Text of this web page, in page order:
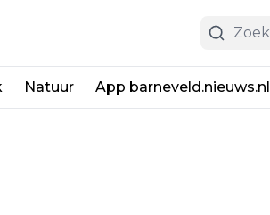
Natuur App barneveld.nieuws.nl